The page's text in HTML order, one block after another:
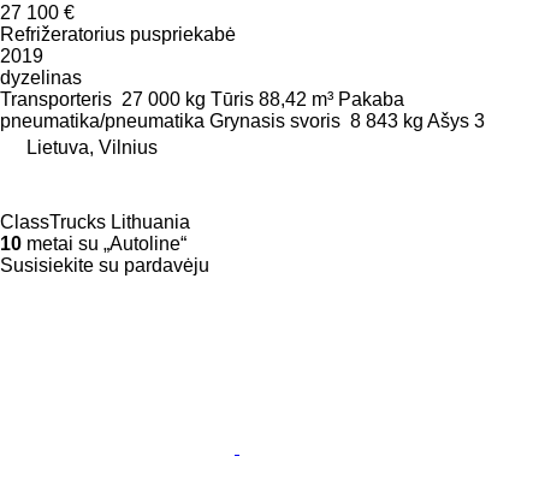
27 100 €
Refrižeratorius puspriekabė
2019
dyzelinas
Transporteris 27 000 kg Tūris 88,42 m³ Pakaba
pneumatika/pneumatika Grynasis svoris 8 843 kg Ašys 3
Lietuva, Vilnius
ClassTrucks Lithuania
10 metai su „Autoline“
Susisiekite su pardavėju